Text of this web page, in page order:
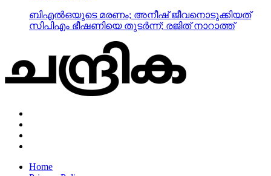
ബിഎല്‍ഒയുടെ മരണം; അനീഷ് ജീവനൊടുക്കിയത്
സിപിഎം ഭീഷണിയെ തുടര്‍ന്ന്; രജിത് നാറാത്ത്
Home